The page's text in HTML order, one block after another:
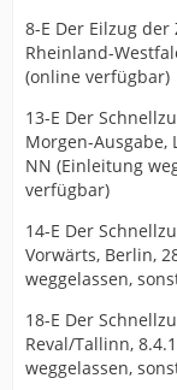
8-E Der Eilzug
Rheinland-
(online verfügbar)
13-E Der
Morgen-Ausgabe,
NN (Einleitung
verfügbar)
14-E Der
Vorwärts, Berlin,
weggelassen,
18-E Der
Reval/Tallinn,
weggelassen,